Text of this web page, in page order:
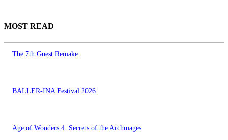
MOST READ
The 7th Guest Remake
BALLER-INA Festival 2026
Age of Wonders 4: Secrets of the Archmages